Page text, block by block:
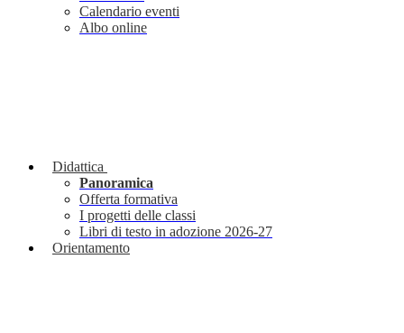
Calendario eventi
Albo online
Didattica
Panoramica
Offerta formativa
I progetti delle classi
Libri di testo in adozione 2026-27
Orientamento